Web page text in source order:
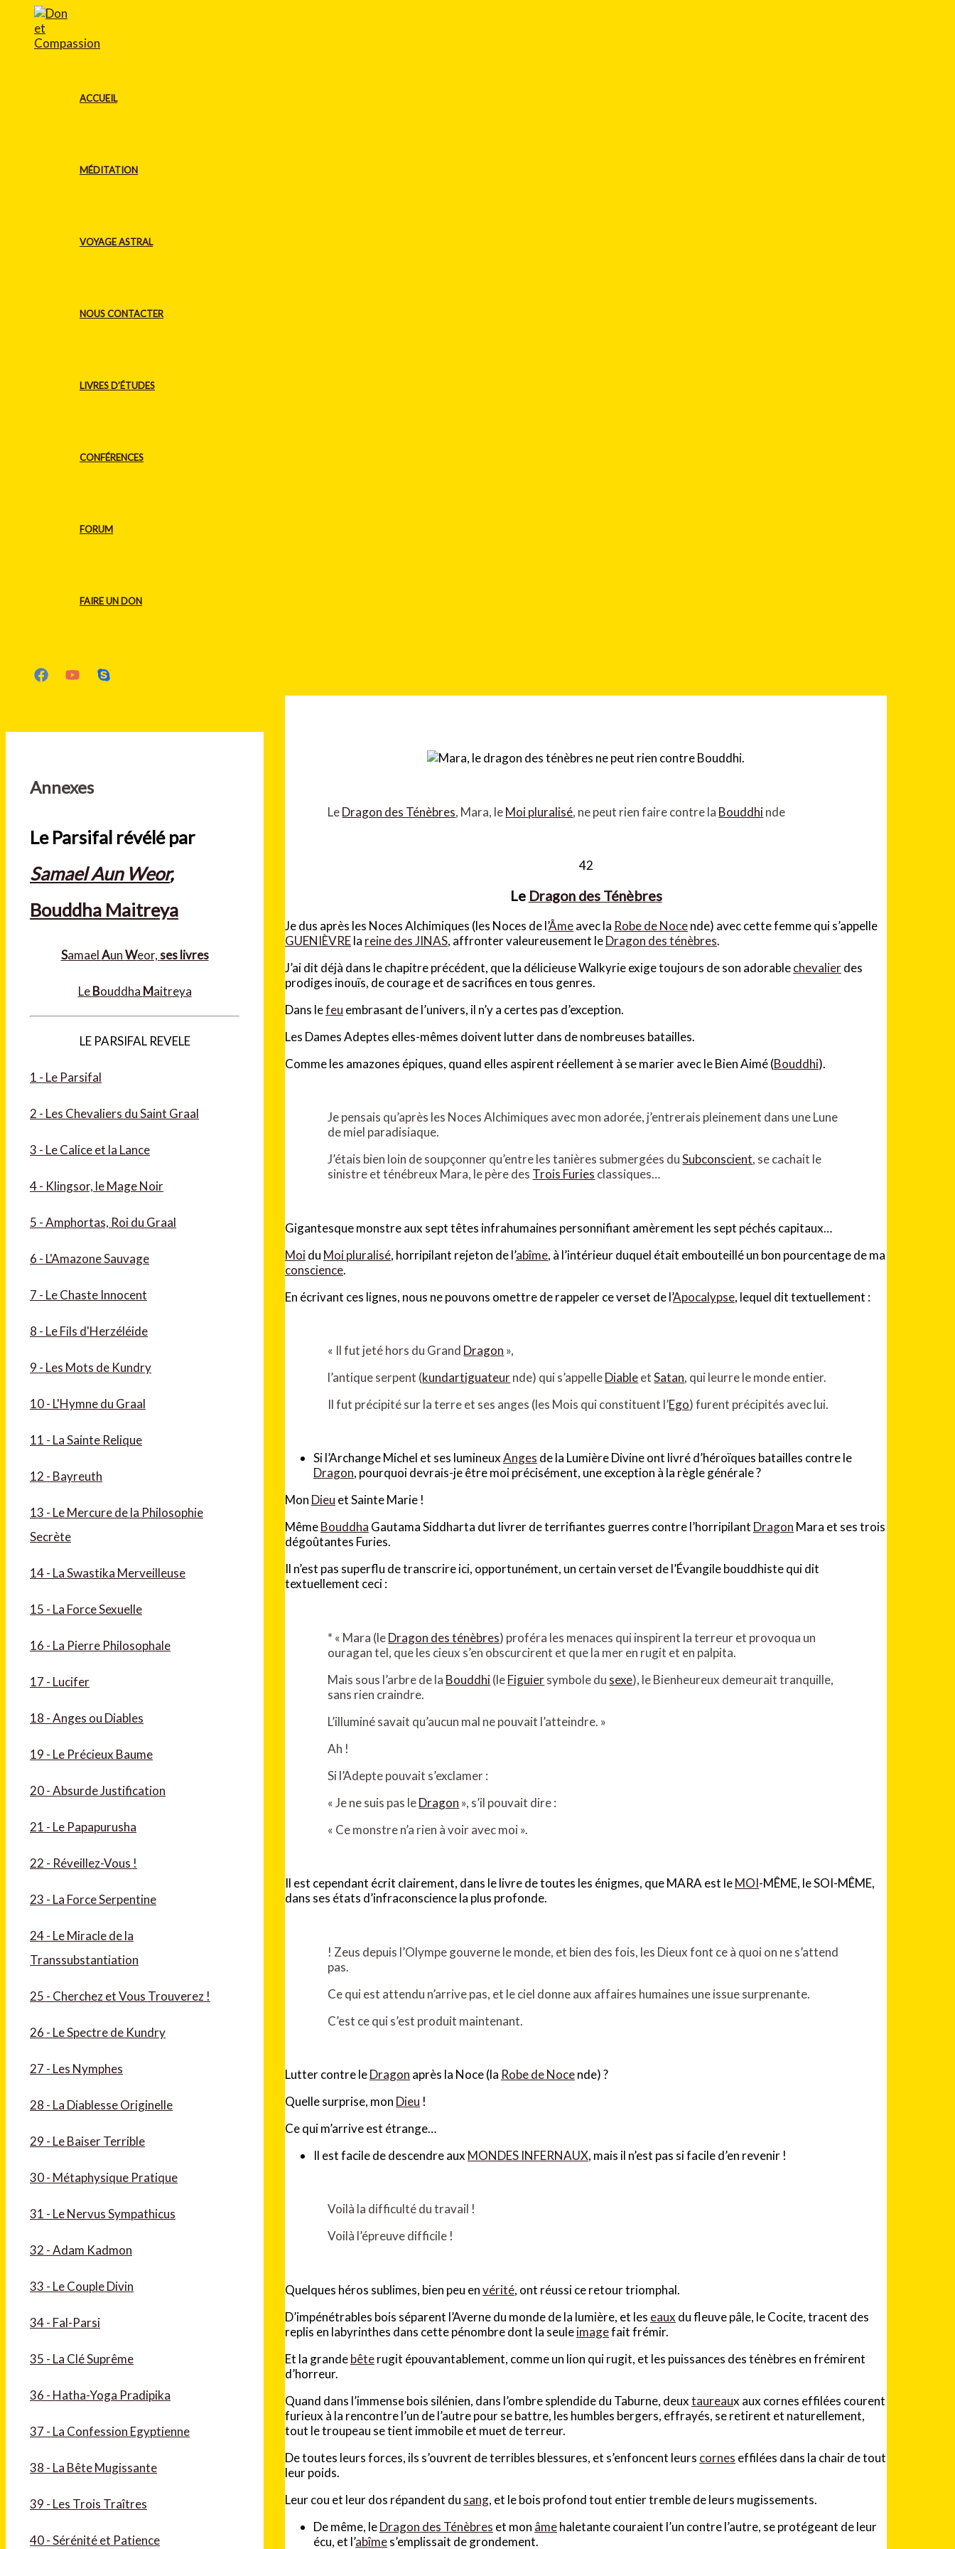
contenu
ACCUEIL
MÉDITATION
VOYAGE ASTRAL
NOUS CONTACTER
LIVRES D’ÉTUDES
CONFÉRENCES
FORUM
FAIRE UN DON
Annexes
Le Parsifal révélé par
Samael Aun Weor,
Bouddha Maitreya
SamaelAunWeor,ses livres
LeBouddha Maitreya
LE PARSIFAL REVELE
1 - Le Parsifal
2 - Les Chevaliers du Saint Graal
3 - Le Calice et la Lance
4 - Klingsor, le Mage Noir
5 - Amphortas, Roi du Graal
6 - L'Amazone Sauvage
7 - Le Chaste Innocent
8 - Le Fils d'Herzéléide
9 - Les Mots de Kundry
10 - L'Hymne du Graal
11 - La Sainte Relique
12 - Bayreuth
13 - Le Mercure de la Philosophie
Secrète
14 - La Swastika Merveilleuse
15 - La Force Sexuelle
16 - La Pierre Philosophale
17 - Lucifer
18 - Anges ou Diables
19 - Le Précieux Baume
20 - Absurde Justification
21 - Le Papapurusha
22 - Réveillez-Vous !
23 - La Force Serpentine
24 - Le Miracle de la
Transsubstantiation
25 - Cherchez et Vous Trouverez !
26 - Le Spectre de Kundry
27 - Les Nymphes
28 - La Diablesse Originelle
29 - Le Baiser Terrible
30 - Métaphysique Pratique
31 - Le Nervus Sympathicus
32 - Adam Kadmon
33 - Le Couple Divin
34 - Fal-Parsi
35 - La Clé Suprême
36 - Hatha-Yoga Pradipika
37 - La Confession Egyptienne
38 - La Bête Mugissante
39 - Les Trois Traîtres
40 - Sérénité et Patience
LeDragon des Ténèbres, Mara, leMoi pluralisé, ne peut rien faire contre la Bouddhinde
42
Le Dragon des Ténèbres
Je dus après les Noces Alchimiques (les Noces de l’Âmeavec la Robe de Nocende) avec cette femme qui s’appelle
GUENIÈVREla reine des JINAS, affronter valeureusement leDragon des ténèbres.
J’ai dit déjà dans le chapitre précédent, que la délicieuse Walkyrie exige toujours de son adorablechevalierdes
prodiges inouïs, de courage et de sacrifices en tous genres.
Dans lefeu embrasant de l’univers, il n’y a certes pas d’exception.
Les Dames Adeptes elles-mêmes doivent lutter dans de nombreuses batailles.
Comme les amazones épiques, quand elles aspirent réellement à se marier avec le Bien Aimé (Bouddhi).
Je pensais qu’après les Noces Alchimiques avec mon adorée, j’entrerais pleinement dans une Lune
de miel paradisiaque.
J’étais bien loin de soupçonner qu’entre les tanières submergées duSubconscient, se cachait le
sinistre et ténébreux Mara, le père des Trois Furies classiques…
Gigantesque monstre aux sept têtes infrahumaines personnifiant amèrement les sept péchés capitaux…
Moidu Moi pluralisé, horripilant rejeton de l’abîme, à l’intérieur duquel était embouteillé un bon pourcentage de ma
conscience.
En écrivant ces lignes, nous ne pouvons omettre de rappeler ce verset de l’Apocalypse, lequel dit textuellement :
« Il fut jeté hors du Grand Dragon »,
l’antique serpent (kundartiguateurnde) qui s’appelleDiableetSatan, qui leurre le monde entier.
Il fut précipité sur la terre et ses anges (les Mois qui constituent l’Ego) furent précipités avec lui.
Si l’Archange Michel et ses lumineuxAnges de la Lumière Divine ont livré d’héroïques batailles contre le
Dragon, pourquoi devrais-je être moi précisément, une exception à la règle générale ?
Mon Dieu et Sainte Marie !
MêmeBouddha Gautama Siddharta dut livrer de terrifiantes guerres contre l’horripilant Dragon Mara et ses trois
dégoûtantes Furies.
Il n’est pas superflu de transcrire ici, opportunément, un certain verset de l’Évangile bouddhiste qui dit
textuellement ceci :
* « Mara (leDragon des ténèbres) proféra les menaces qui inspirent la terreur et provoqua un
ouragan tel, que les cieux s’en obscurcirent et que la mer en rugit et en palpita.
Mais sous l’arbre de la Bouddhi(leFiguiersymbole du sexe), le Bienheureux demeurait tranquille,
sans rien craindre.
L’illuminé savait qu’aucun mal ne pouvait l’atteindre. »
Ah !
Si l’Adepte pouvait s’exclamer :
« Je ne suis pas leDragon », s’il pouvait dire :
« Ce monstre n’a rien à voir avec moi ».
Il est cependant écrit clairement, dans le livre de toutes les énigmes, que MARA est leMOI-MÊME, le SOI-MÊME,
dans ses états d’infraconscience la plus profonde.
! Zeus depuis l’Olympe gouverne le monde, et bien des fois, les Dieux font ce à quoi on ne s’attend
pas.
Ce qui est attendu n’arrive pas, et le ciel donne aux affaires humaines une issue surprenante.
C’est ce qui s’est produit maintenant.
Lutter contre leDragon après la Noce (la Robe de Nocende) ?
Quelle surprise, mon Dieu !
Ce qui m’arrive est étrange…
Il est facile de descendre aux MONDES INFERNAUX, mais il n’est pas si facile d’en revenir !
Voilà la difficulté du travail !
Voilà l’épreuve difficile !
Quelques héros sublimes, bien peu envérité, ont réussi ce retour triomphal.
D’impénétrables bois séparent l’Averne du monde de la lumière, et les eaux du fleuve pâle, le Cocite, tracent des
replis en labyrinthes dans cette pénombre dont la seuleimagefait frémir.
Et la grandebêterugit épouvantablement, comme un lion qui rugit, et les puissances des ténèbres en frémirent
d’horreur.
Quand dans l’immense bois silénien, dans l’ombre splendide du Taburne, deuxtaureaux aux cornes effilées courent
furieux à la rencontre l’un de l’autre pour se battre, les humbles bergers, effrayés, se retirent et naturellement,
tout le troupeau se tient immobile et muet de terreur.
De toutes leurs forces, ils s’ouvrent de terribles blessures, et s’enfoncent leurs cornes effilées dans la chair de tout
leur poids.
Leur cou et leur dos répandent du sang, et le bois profond tout entier tremble de leurs mugissements.
De même, leDragon des Ténèbres et mon âmehaletante couraient l’un contre l’autre, se protégeant de leur
écu, et l’abîmes’emplissait de grondement.